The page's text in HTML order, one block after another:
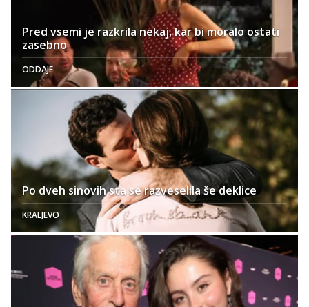
Pred vsemi je razkrila nekaj, kar bi moralo ostati
zasebno
ODDAJE
Po dveh sinovih sta se razveselila še deklice
KRALJEVO